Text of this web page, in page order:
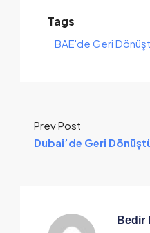
Tags
BAE'de Geri
Prev Post
Dubai’de Geri
Bedir